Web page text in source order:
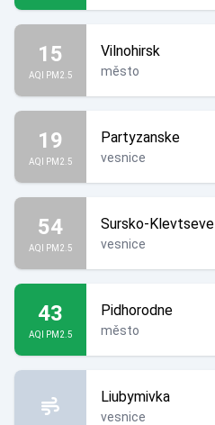
15
AQI PM2.5
Vilnohirsk
město
19
AQI PM2.5
Partyzanske
vesnice
54
AQI PM2.5
Sursko-Klevtseve
vesnice
43
AQI PM2.5
Pidhorodne
město
Liubymivka
vesnice